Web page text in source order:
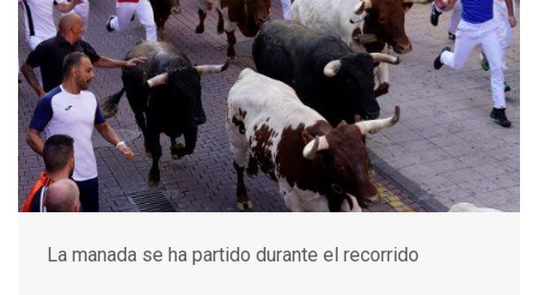
La manada se ha partido durante el recorrido